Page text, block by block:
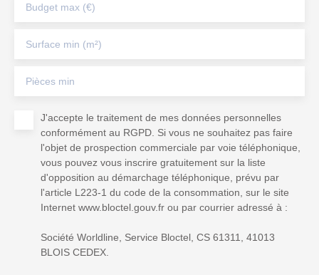
Budget max (€)
Surface min (m²)
Pièces min
J'accepte le traitement de mes données personnelles
conformément au RGPD. Si vous ne souhaitez pas faire
l'objet de prospection commerciale par voie téléphonique,
vous pouvez vous inscrire gratuitement sur la liste
d'opposition au démarchage téléphonique, prévu par
l'article L223-1 du code de la consommation, sur le site
Internet www.bloctel.gouv.fr ou par courrier adressé à :
Société Worldline, Service Bloctel, CS 61311, 41013
BLOIS CEDEX.